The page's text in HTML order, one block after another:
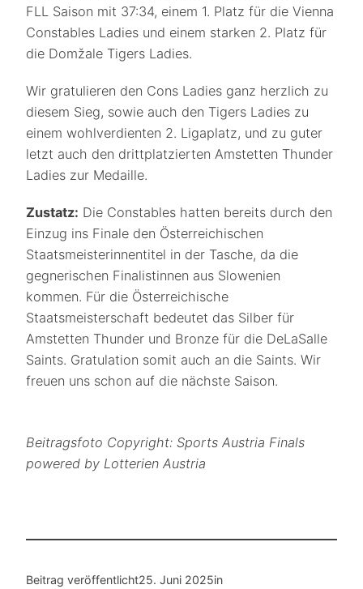
FLL Saison mit 37:34, einem 1. Platz für die Vienna
Constables Ladies und einem starken 2. Platz für
die Domžale Tigers Ladies.
Wir gratulieren den Cons Ladies ganz herzlich zu
diesem Sieg, sowie auch den Tigers Ladies zu
einem wohlverdienten 2. Ligaplatz, und zu guter
letzt auch den drittplatzierten Amstetten Thunder
Ladies zur Medaille.
Zustatz: Die Constables hatten bereits durch den
Einzug ins Finale den Österreichischen
Staatsmeisterinnentitel in der Tasche, da die
gegnerischen Finalistinnen aus Slowenien
kommen. Für die Österreichische
Staatsmeisterschaft bedeutet das Silber für
Amstetten Thunder und Bronze für die DeLaSalle
Saints. Gratulation somit auch an die Saints. Wir
freuen uns schon auf die nächste Saison.
Beitragsfoto Copyright: Sports Austria Finals
powered by Lotterien Austria
Beitrag veröffentlicht25. Juni 2025in